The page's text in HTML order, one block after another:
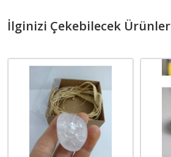
İlginizi Çekebilecek Ürünler